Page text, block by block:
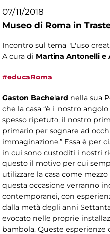
07/11/2018
Museo di Roma in
Incontro sul tema "L'uso
A cura di Martina Antonelli e
#educaRoma
Gaston Bachelard nella sua
che la casa “è il nostro
spesso ripetuto, il nostro
primario per sognare ad
immaginazione.” Essa è per
in cui sono custoditi i nostri
questo il motivo per cui
utilizzare la casa come
questa occasione verranno
contemporanei, con
dalla metà degli anni
evocato nelle proprie
bambola. Queste